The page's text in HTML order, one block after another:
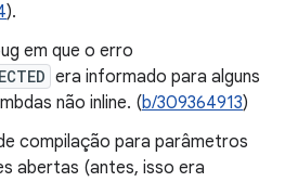
).
em que o erro
era informado para alguns
não inline. (b/309364913)
compilação para parâmetros
abertas (antes, isso era